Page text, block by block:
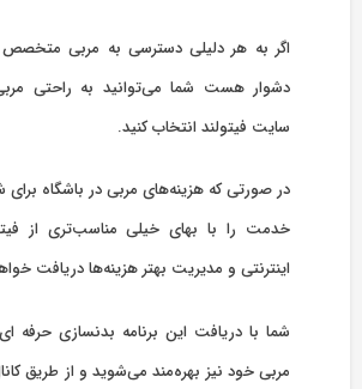
اگر به هر دلیلی دسترسی به مربی متخصص
دشوار هست شما می‌توانید به راحتی
سایت فیتولند انتخاب کنید.
در صورتی که هزینه‌های مربی در باشگاه برای
خدمت را با بهای خیلی مناسب‌تری از
اینترنتی و مدیریت بهتر هزینه‌ها دریافت
شما با دریافت این برنامه بدنسازی حرفه ای
مربی خود نیز بهره‌مند می‌شوید و از طریق